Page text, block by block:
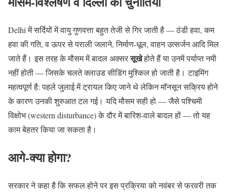
Delhi में सर्दियों में वायु गुणवत्ता बहुत तेजी से गिर जाती है — ठंडी हवा, कम
हवा की गति, व ऊपर से पराली जलाने, निर्माण-धूल, वाहन उत्सर्जन आदि मिल
जाते हैं। इस तरह के मौसम में बादल अक्सरसूखेहोते हैं या उनमें पर्याप्त नमी
नहीं होती — जिसके चलते क्लाउड सीडिंग मुश्किल हो जाती है।टाइमिंग
महत्वपूर्ण है: पहले जुलाई में ट्रायल किए जाने थे लेकिन मॉनसून सक्रिय होने
के कारण उनकीशुरुआत टल गई।यदि मौसम सही हो — जैसे पश्चिमी
विक्षोभ (western disturbance) के दौर में बारिश-वाले बादल हों — तो यह
काम बेहतर किया जा सकता है।
आगे-क्या होगा?
सरकार ने कहा है कि सफल होने पर इस प्रक्रिया को नवंबर से फरवरी तक